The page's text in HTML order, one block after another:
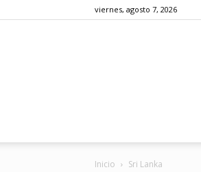
viernes, agosto 7, 2026
Inicio Sri Lanka